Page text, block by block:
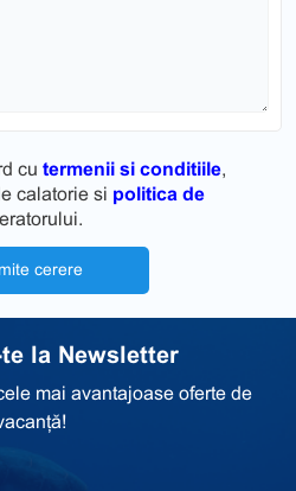
cu termenii si conditiile,
calatorie si politica de
cerere
la Newsletter
mai avantajoase oferte de